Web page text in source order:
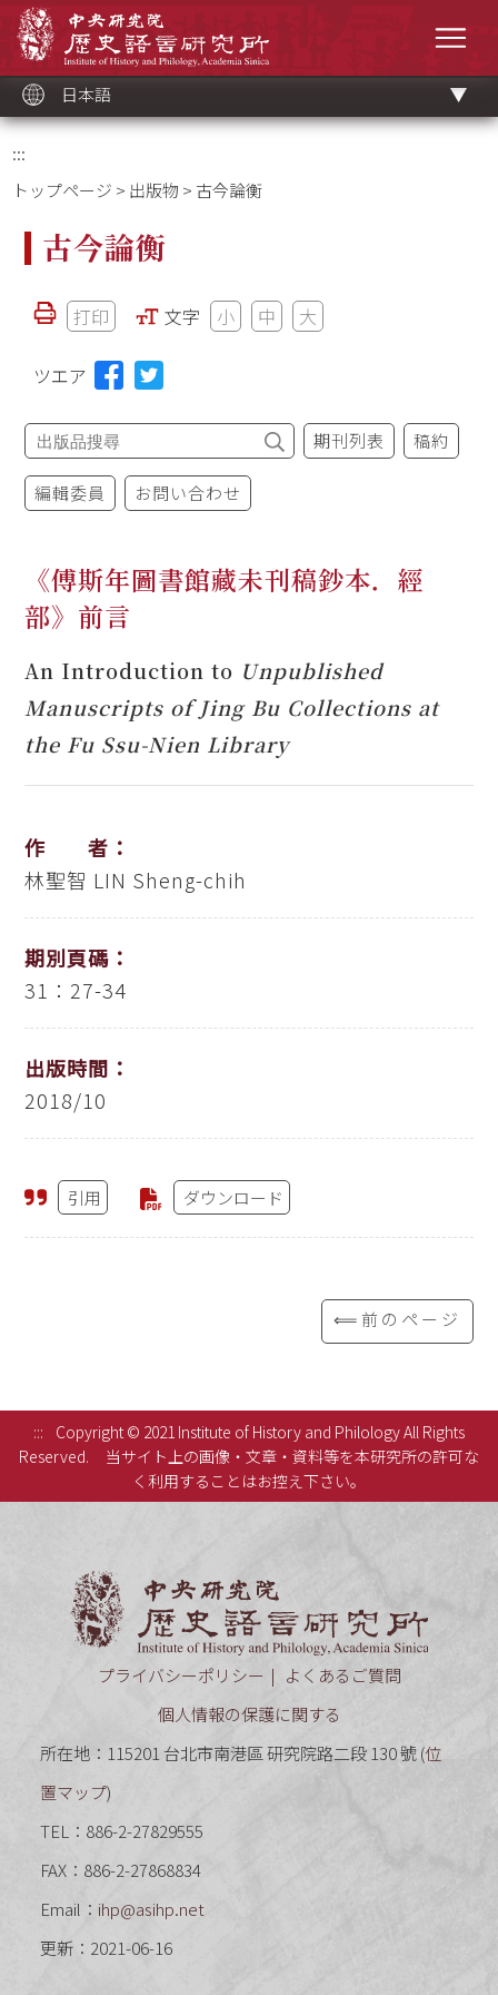
ッ
ク
日本語
:::
トップページ > 出版物 > 古今論衡
古今論衡
打印 文字 小 中 大
ツエア
期刊列表 稿約
編輯委員 お問い合わせ
《傅斯年圖書館藏未刊稿鈔本．經
部》前言
An Introduction to Unpublished
Manuscripts of Jing Bu Collections at
the Fu Ssu-Nien Library
作 者：
林聖智 LIN Sheng-chih
期別頁碼：
31：27-34
出版時間：
2018/10
引用 ダウンロード
⟸前のページ
:::
Copyright © 2021 Institute of History and Philology All Rights
Reserved.
当サイト上の画像・文章・資料等を本研究所の許可な
く利用することはお控え下さい。
プライバシーポリシー
よくあるご質問
個人情報の保護に関する
所在地：115201 台北市南港區 研究院路二段 130 號 (位
置マップ)
TEL：886-2-27829555
FAX：886-2-27868834
Email： ihp@asihp.net
更新：2021-06-16